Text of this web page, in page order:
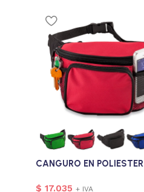
CANGURO EN POLIESTER
$ 17.035 + IVA